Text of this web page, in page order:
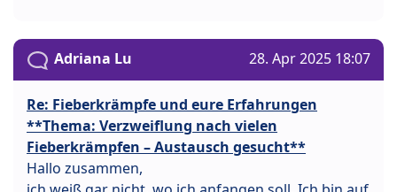
Adriana Lu 28. Apr 2025 18:07
Re: Fieberkrämpfe und eure Erfahrungen
**Thema: Verzweiflung nach vielen
Fieberkrämpfen – Austausch gesucht**
Hallo zusammen,